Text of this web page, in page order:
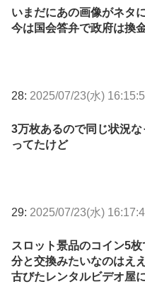
いまだにあの画像がネタ
今は国会答弁で政府は換
28: 2025/07/23(水)
3万枚あるので同じ状況
ってたけど
29: 2025/07/23(水)
スロット景品のコイン5
分と交換みたいなのはえ
古びたレンタルビデオ屋